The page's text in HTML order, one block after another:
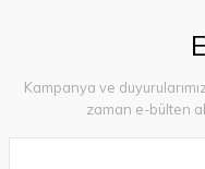
Kampanya ve
zaman e-bülten